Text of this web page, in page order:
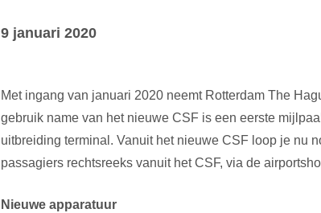
9 januari 2020
Met ingang van januari 2020 neemt Rotterdam The
gebruik name van het nieuwe CSF is een eerste
uitbreiding terminal. Vanuit het nieuwe CSF loop je nu
passagiers rechtsreeks vanuit het CSF, via de
Nieuwe apparatuur